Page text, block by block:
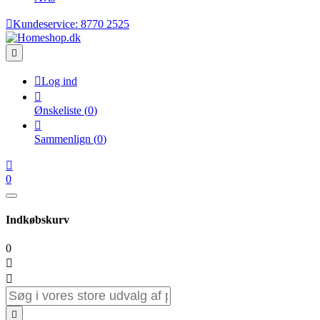
Kundeservice: 8770 2525

Log ind

Ønskeliste (0)

Sammenlign (0)

0
Indkøbskurv
0


